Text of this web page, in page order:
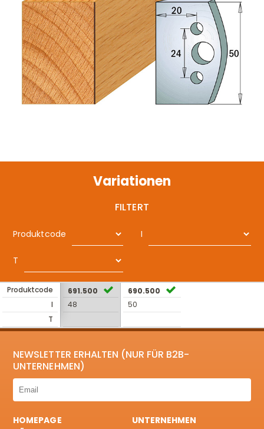
Variationen
FILTERT
Produktcode I
T
Produktcode
I
T
691.500
48
690.500
50
NEWSLETTER ERHALTEN (NUR FÜR B2B-
UNTERNEHMEN)
HOMEPAGE
UNTERNEHMEN